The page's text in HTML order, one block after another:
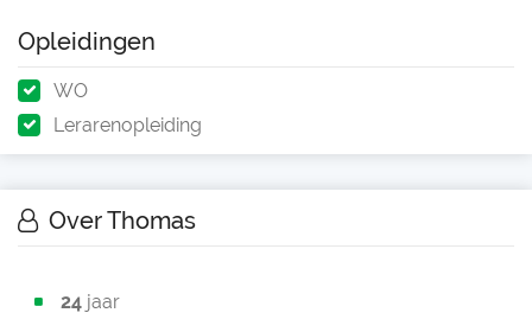
Opleidingen
WO
Lerarenopleiding
Over Thomas
24 jaar